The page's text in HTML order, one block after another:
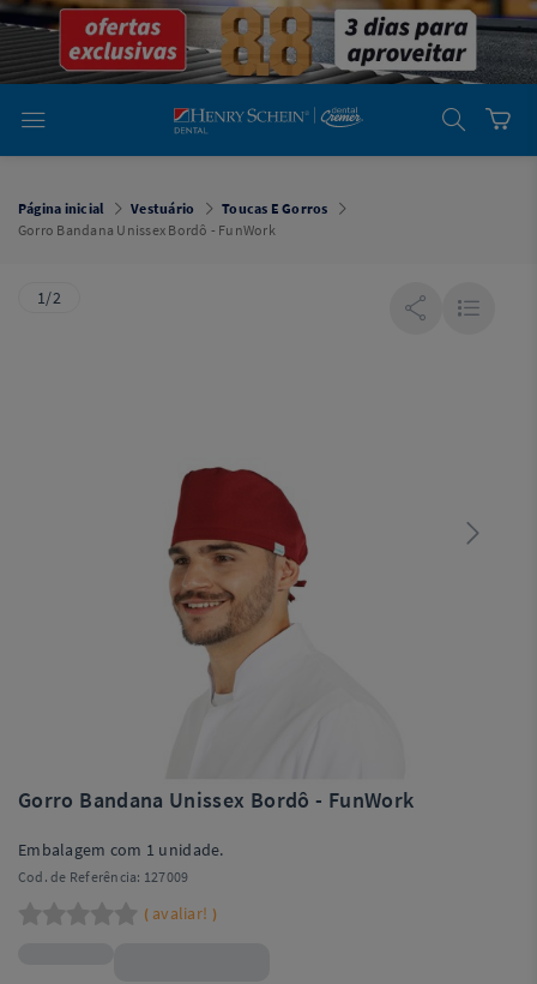
emDental
Cremer -
Henry Schein
Laboratório
Laboratório
Cremer -
Henry Schein
Odontológico
Página inicial Vestuário
Toucas E Gorros
Gorro Bandana Unissex Bordô - FunWork
1/2
Gorro Bandana Unissex Bordô - FunWork
Embalagem com 1 unidade.
Cod. de Referência: 127009
( avaliar! )